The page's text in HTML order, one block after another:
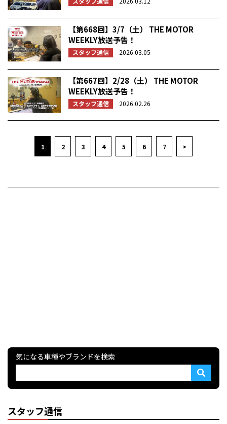
【第668回】3/7（土） THE MOTOR
WEEKLY放送予告！
スタッフ通信 2026.03.05
【第667回】2/28（土） THE MOTOR
WEEKLY放送予告！
スタッフ通信 2026.02.26
1 2 3 4 5 6 7 >
気になる車種やブランドを検索
スタッフ通信